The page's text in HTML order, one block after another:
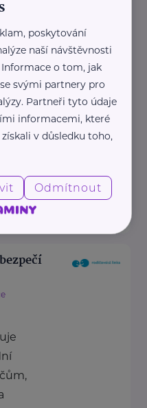
poskytování
naší návštěvnosti
Informace o tom, jak
svými partnery pro
Partneři tyto údaje
informacemi, které
v důsledku toho,
Odmítnout